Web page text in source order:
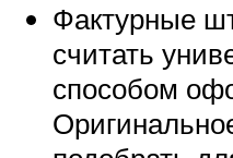
Фактурные
считать
способом